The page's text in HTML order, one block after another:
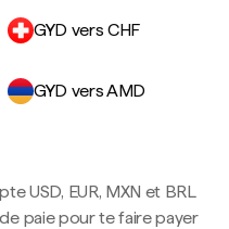
GYD vers CHF
GYD vers AMD
USD, EUR, MXN et BRL
paie pour te faire payer